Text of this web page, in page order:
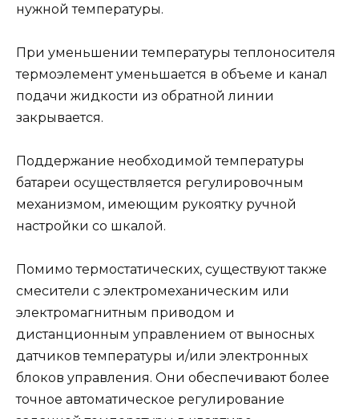
нужной температуры.
При уменьшении температуры теплоносителя
термоэлемент уменьшается в объеме и канал
подачи жидкости из обратной линии
закрывается.
Поддержание необходимой температуры
батареи осуществляется регулировочным
механизмом, имеющим рукоятку ручной
настройки со шкалой.
Помимо термостатических, существуют также
смесители с электромеханическим или
электромагнитным приводом и
дистанционным управлением от выносных
датчиков температуры и/или электронных
блоков управления. Они обеспечивают более
точное автоматическое регулирование